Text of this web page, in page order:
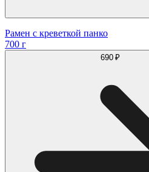
Рамен с креветкой панко
700 г
690 ₽